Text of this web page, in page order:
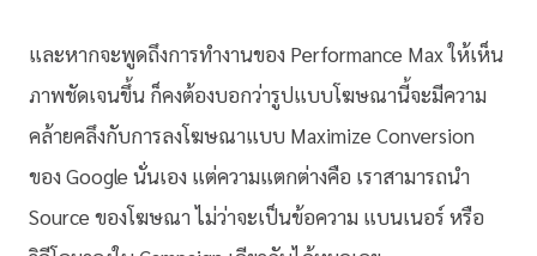
และหากจะพูดถึงการทำงานของ Performance Max ให้เห็น
ภาพชัดเจนขึ้น ก็คงต้องบอกว่ารูปแบบโฆษณานี้จะมีความ
คล้ายคลึงกับการลงโฆษณาแบบ Maximize Conversion
ของ Google นั่นเอง แต่ความแตกต่างคือ เราสามารถนำ
Source ของโฆษณา ไม่ว่าจะเป็นข้อความ แบนเนอร์ หรือ